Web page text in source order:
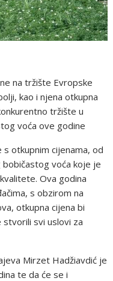
na tržište Evropske
kao i njena otkupna
tržište u
voća ove godine
otkupnim cijenama, od
voća koje je
Ova godina
s obzirom na
otkupna cijena bi
stvorili svi uslovi za
Mirzet Hadžiavdić je
te da će se i